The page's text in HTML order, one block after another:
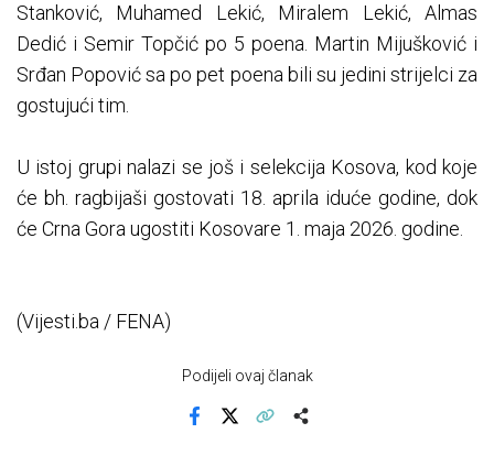
Stanković, Muhamed Lekić, Miralem Lekić, Almas
Dedić i Semir Topčić po 5 poena. Martin Mijušković i
Srđan Popović sa po pet poena bili su jedini strijelci za
gostujući tim.
U istoj grupi nalazi se još i selekcija Kosova, kod koje
će bh. ragbijaši gostovati 18. aprila iduće godine, dok
će Crna Gora ugostiti Kosovare 1. maja 2026. godine.
(Vijesti.ba / FENA)
Podijeli ovaj članak